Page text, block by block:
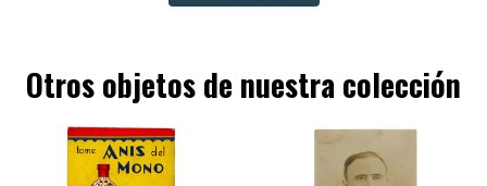
Otros objetos de nuestra colección